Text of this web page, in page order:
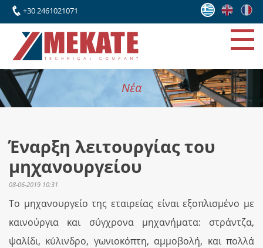
+30 2461021071
Νέα
Έναρξη λειτουργίας του
μηχανουργείου
08-06-2019 10:31
Το μηχανουργείο της εταιρείας είναι εξοπλισμένο με
καινούργια και σύγχρονα μηχανήματα: στράντζα,
ψαλίδι, κύλινδρο, γωνιοκόπτη, αμμοβολή, και πολλά